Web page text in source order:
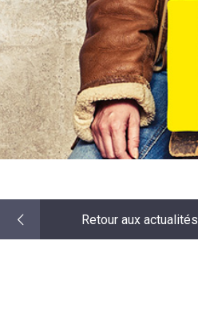
DU
20ÈME
SIÈCLE
Retour aux actualités